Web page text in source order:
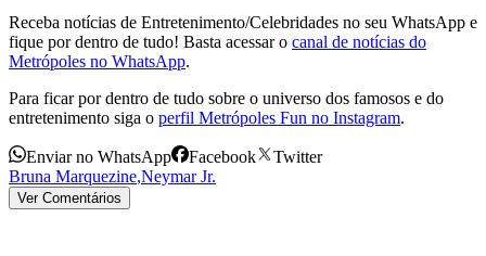
Receba notícias de Entretenimento/Celebridades no seu WhatsApp e
fique por dentro de tudo! Basta acessar o canal de notícias do
Metrópoles no WhatsApp.
Para ficar por dentro de tudo sobre o universo dos famosos e do
entretenimento siga o perfil Metrópoles Fun no Instagram.
Enviar no WhatsApp Facebook
Twitter
Bruna Marquezine,Neymar Jr.
Ver Comentários